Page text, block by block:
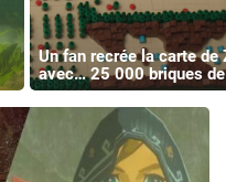
Un fan recrée la carte de
avec… 25 000 briques de